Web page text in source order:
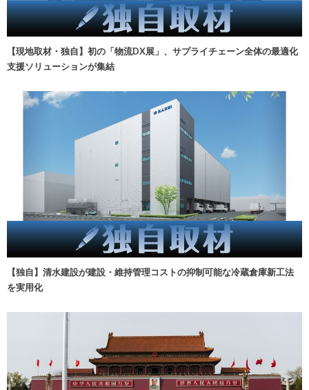
【現地取材・独自】初の「物流DX展」、サプライチェーン全体の最適化
支援ソリューションが集結
【独自】清水建設が建設・維持管理コストの抑制可能な冷蔵倉庫新工法
を実用化